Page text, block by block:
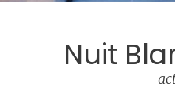
Nuit